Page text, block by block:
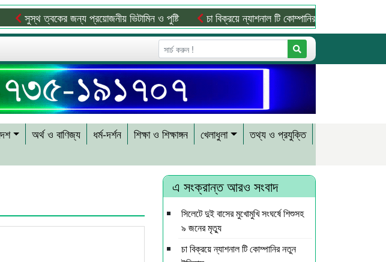
ত্বকের জন্য প্রয়োজনীয় ভিটামিন ও পুষ্টি চা বিক্রয়ে ন্যাশনাল টি কোম্পানির নতুন ইতিহাস
অর্থ ও বাণিজ্য ধর্ম-দর্শন শিক্ষা ও শিক্ষাঙ্গন খেলাধুলা
তথ্য ও প্রযুক্তি
এ সংক্রান্ত আরও সংবাদ
সিলেটে দুই বাসের মুখোমুখি সংঘর্ষে শিশুসহ
৯ জনের মৃত্যু
চা বিক্রয়ে ন্যাশনাল টি কোম্পানির নতুন